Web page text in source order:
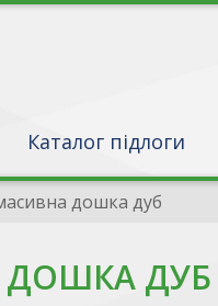
Каталог підлоги
дошка дуб
ДОШКА ДУБ